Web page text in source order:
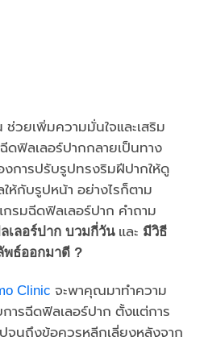
วยเพิ่มความมั่นใจและเสริม
ดฟิลเลอร์ปากกลายเป็นทาง
การปรับรูปทรงริมฝีปากให้ดู
ห้กับรูปหน้า อย่างไรก็ตาม
รมฉีดฟิลเลอร์ปาก คำถาม
เลอร์ปาก บวมกี่วันและ มีวิธี
พธ์ออกมาดี ?
Clinic จะพาคุณมาทำความ
ารฉีดฟิลเลอร์ปาก ตั้งแต่การ
จนถึงข้อควรหลีกเลี่ยงหลังจาก